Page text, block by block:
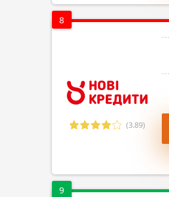
8
(3.89)
9